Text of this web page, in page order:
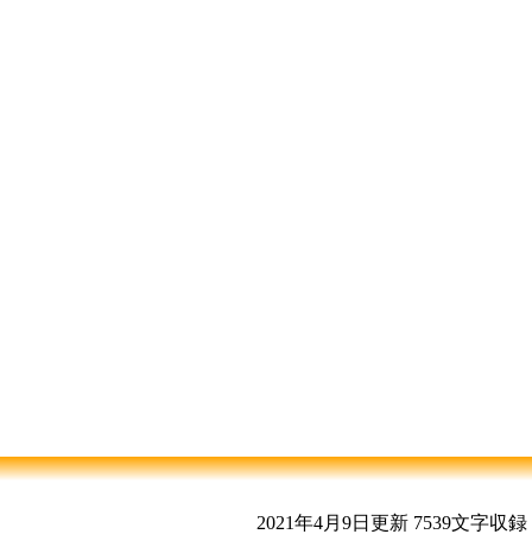
2021年4月9日更新 7539文字収録